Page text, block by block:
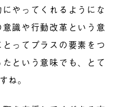
やってくれるようにな
識や行動改革という意
ってプラスの要素をつ
という意味でも、とて
ね。